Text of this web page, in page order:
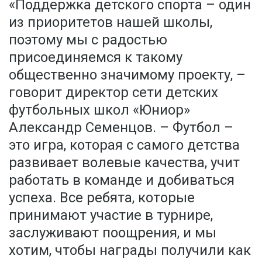
«Поддержка детского спорта – один
из приоритетов нашей школы,
поэтому мы с радостью
присоединяемся к такому
общественно значимому проекту, –
говорит директор сети детских
футбольных школ «Юниор»
Александр Семенцов. – Футбол –
это игра, которая с самого детства
развивает волевые качества, учит
работать в команде и добиваться
успеха. Все ребята, которые
принимают участие в турнире,
заслуживают поощрения, и мы
хотим, чтобы награды получили как